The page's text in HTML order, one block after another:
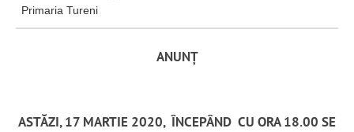
Primaria Tureni
ANUNȚ
ASTĂZI, 17 MARTIE 2020, ÎNCEPÂND CU ORA 18.00 SE